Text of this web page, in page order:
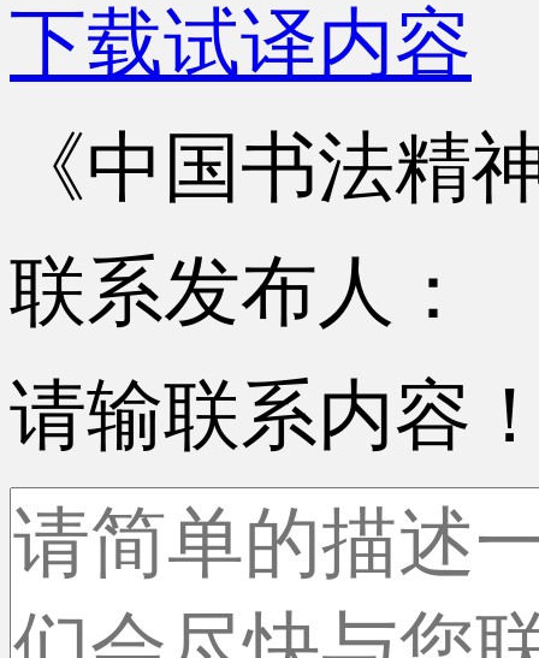
下载试译内容
《中国书法精
联系发布人：
请输联系内容